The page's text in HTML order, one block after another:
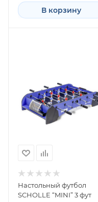
В корзину
Настольный футбол
SCHOLLE “MINI” 3 фут